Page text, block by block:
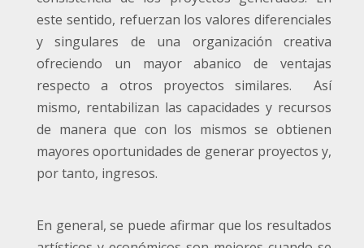
este sentido, refuerzan los valores diferenciales
y singulares de una organización creativa
ofreciendo un mayor abanico de ventajas
respecto a otros proyectos similares. Así
mismo, rentabilizan las capacidades y recursos
de manera que con los mismos se obtienen
mayores oportunidades de generar proyectos y,
por tanto, ingresos.
En general, se puede afirmar que los resultados